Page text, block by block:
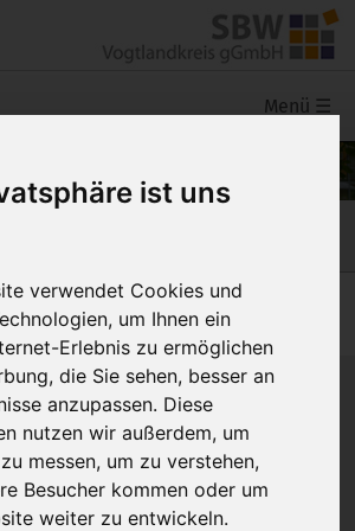
ist uns
verwendet Cookies und
um Ihnen ein
Erlebnis zu ermöglichen
die Sie sehen, besser an
anzupassen. Diese
nutzen wir außerdem, um
messen, um zu verstehen,
Besucher kommen oder um
weiter zu entwickeln.
Menü ☰
unsere Kunden zufrieden sind.
Lob und Kritik.